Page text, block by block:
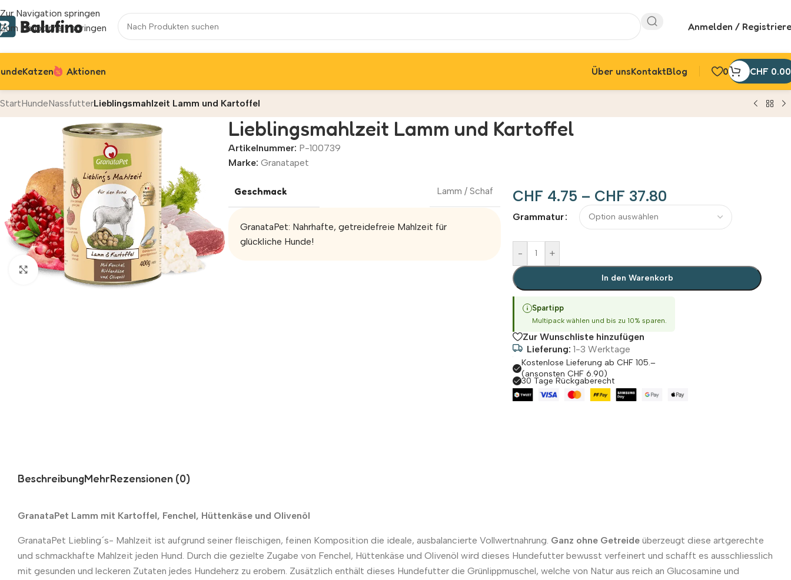
Zur Navigation springen
Zum Hauptinhalt springen
Anmelden /
Katzen Aktionen Über unsKontaktBlog 0 CHF 0.00
StartHundeNassfutterLieblingsmahlzeit Lamm und Kartoffel
Zum Vergrößern klicken
Lieblingsmahlzeit Lamm und Kartoffel
Artikelnummer: P-100739
Marke:Granatapet
Geschmack Lamm / Schaf
GranataPet: Nahrhafte, getreidefreie Mahlzeit für
glückliche Hunde!
CHF 4.75 – CHF 37.80
Grammatur
- +
In den Warenkorb
Alternative:
Spartipp
Multipack wählen und bis zu 10% sparen.
Zur Wunschliste hinzufügen
Lieferung: 1-3 Werktage
Kostenlose Lieferung ab CHF 105.–
(ansonsten CHF 6.90)
30 Tage Rückgaberecht
BeschreibungMehrRezensionen (0)
GranataPet Lamm mit Kartoffel, Fenchel, Hüttenkäse und Olivenöl
GranataPet Liebling´s- Mahlzeit ist aufgrund seiner fleischigen, feinen Komposition die ideale, ausbalancierte Vollwertnahrung. Ganz ohne Getreide überzeugt diese artgerechte
und schmackhafte Mahlzeit jeden Hund. Durch die gezielte Zugabe von Fenchel, Hüttenkäse und Olivenöl wird dieses Hundefutter bewusst verfeinert und schafft es ausschliesslich
mit gesunden und leckeren Zutaten jedes Hundeherz zu erobern. Zusätzlich enthält dieses Hundefutter die Grünlippmuschel, welche von Natur aus reich an Glucosamine und